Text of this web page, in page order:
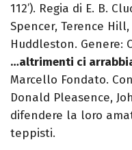
112’). Regia di E. B.
Spencer, Terence
Huddleston. Genere:
…altrimenti ci
Marcello Fondato.
Donald Pleasence,
difendere la loro
teppisti.